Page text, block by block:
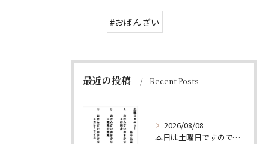
#おばんざい
最近の投稿 Recent Posts
2026/08/08
本日は土曜日ですので、たくさん食べていってちょーよ‼️